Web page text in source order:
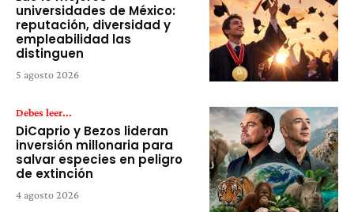
universidades de México:
reputación, diversidad y
empleabilidad las
distinguen
5 agosto 2026
Debes leer...
DiCaprio y Bezos lideran
inversión millonaria para
salvar especies en peligro
de extinción
4 agosto 2026